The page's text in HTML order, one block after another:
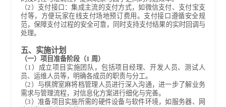
（2）支付接口：集成主流的支付方式，如微信支付、支付宝支
付等，方便玩家在线支付场地预订费用。支付接口遵循安全规
范，保障支付过程的安全可靠，同时支持支付结果的实时回调与
处理。
五、实施计划
（一）项目准备阶段（1 周）
（1）成立项目实施团队，包括项目经理、开发人员、测试人
员、运维人员等，明确各成员的职责与分工。
（2）与棋牌室麻将档管理人员进行深入沟通，进一步了解业务
需求与管理流程，对信息化方案进行细化与完善。
（3）准备项目实施所需的硬件设备与软件环境，如服务器、网